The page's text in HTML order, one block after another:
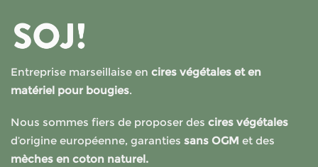
Entreprise marseillaise en cires végétales et en
matériel pour bougies.
Nous sommes fiers de proposer des cires végétales
d’origine européenne, garanties sans OGM et des
mèches en coton naturel.